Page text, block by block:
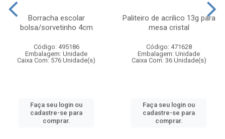
Borracha escolar
bolsa/sorvetinho 4cm
Código: 495186
Embalagem: Unidade
Caixa Com: 576 Unidade(s)
Faça seu login ou
cadastre-se para
comprar.
Paliteiro de acrilico 13g para
mesa cristal
Código: 471628
Embalagem: Unidade
Caixa Com: 36 Unidade(s)
Faça seu login ou
cadastre-se para
comprar.